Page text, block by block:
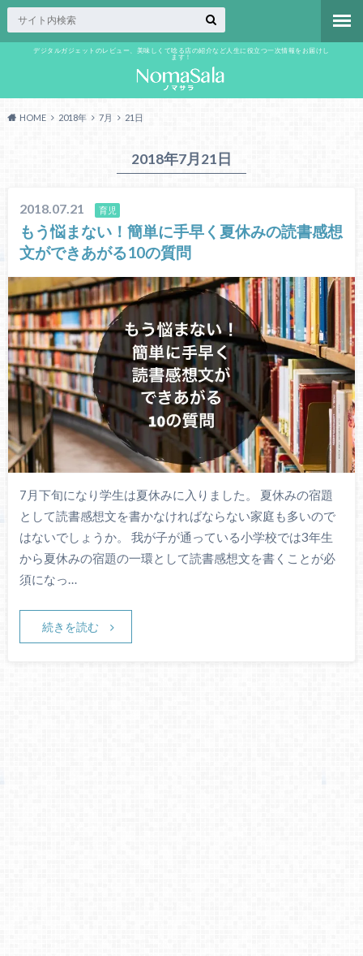
デジタルガジェットのレビュー、美味しくて唸る店の紹介など人生に役立つ一次情報をお届けし
ます！
HOME 2018年 7月 21日
2018年7月21日
2018.07.21 育児
もう悩まない！簡単に手早く夏休みの読書感想
文ができあがる10の質問
7月下旬になり学生は夏休みに入りました。 夏休みの宿題
として読書感想文を書かなければならない家庭も多いので
はないでしょうか。 我が子が通っている小学校では3年生
から夏休みの宿題の一環として読書感想文を書くことが必
須になっ…
続きを読む